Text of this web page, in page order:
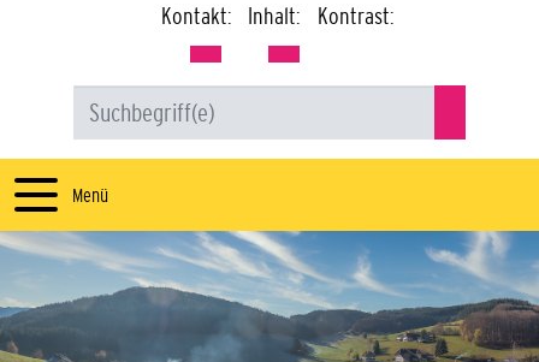
Kontakt: Inhalt: Kontrast:
Menü